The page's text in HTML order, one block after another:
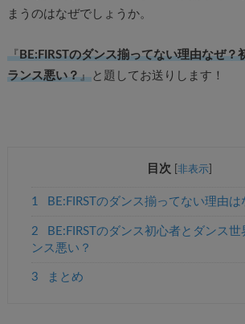
まうのはなぜでしょうか。
『BE:FIRSTのダンス揃ってない理由なぜ？
ランス悪い？』と題してお送りします！
目次 [非表示
1 BE:FIRSTのダンス揃ってない理由は
2
BE:FIRSTのダンス初心者とダンス
ンス悪い？
3 まとめ